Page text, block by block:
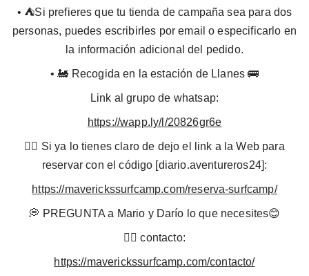
•⁠ ⁠⛺️Si prefieres que tu tienda de campaña sea para dos
personas, puedes escribirles por email o especificarlo en
la información adicional del pedido.
•⁠ ⁠⁠🚂 Recogida en la estación de Llanes 🚌
Link al grupo de whatsap:
https://wapp.ly/l/20826gr6e
👉🏼 Si ya lo tienes claro de dejo el link a la Web para
reservar con el código [diario.aventureros24]:
https://maverickssurfcamp.com/reserva-surfcamp/
💭 PREGUNTA a Mario y Darío lo que necesites😊
👉🏼 contacto:
https://maverickssurfcamp.com/contacto/